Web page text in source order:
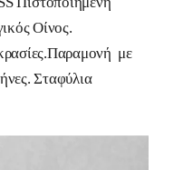
Οίνος.
με
Σταφύλια